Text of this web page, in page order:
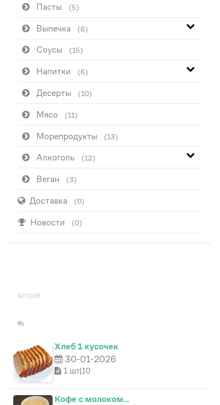
Пасты (5)
Выпечка (6)
Соусы (15)
Напитки (6)
Десерты (10)
Мясо (11)
Морепродукты (13)
Алкоголь (12)
Веган (3)
Доставка (0)
Новости (0)
АРХИВ
Хлеб 1 кусочек
30-01-2026
1 шт|10
Кофе с молоком…